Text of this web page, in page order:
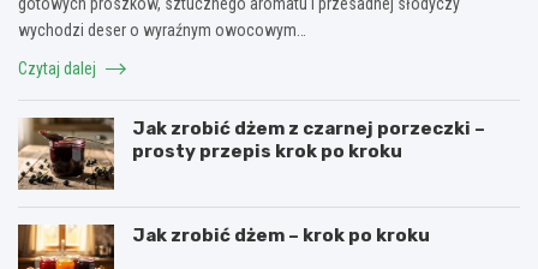
wychodzi deser o wyraźnym owocowym…
Czytaj dalej
Jak zrobić dżem z czarnej porzeczki –
prosty przepis krok po kroku
Jak zrobić dżem – krok po kroku